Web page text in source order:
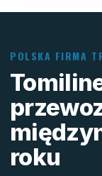
POLSKA FIRMA
roku